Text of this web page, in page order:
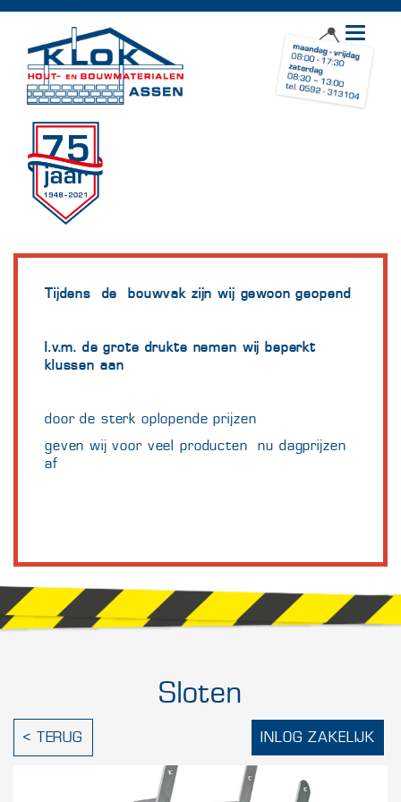
Toggle
Tijdens de bouwvak zijn wij gewoon geopend
I.v.m. de grote drukte nemen wij beperkt
klussen aan
door de sterk oplopende prijzen
geven wij voor veel producten nu dagprijzen
af
< TERUG INLOG ZAKELIJK
Sloten